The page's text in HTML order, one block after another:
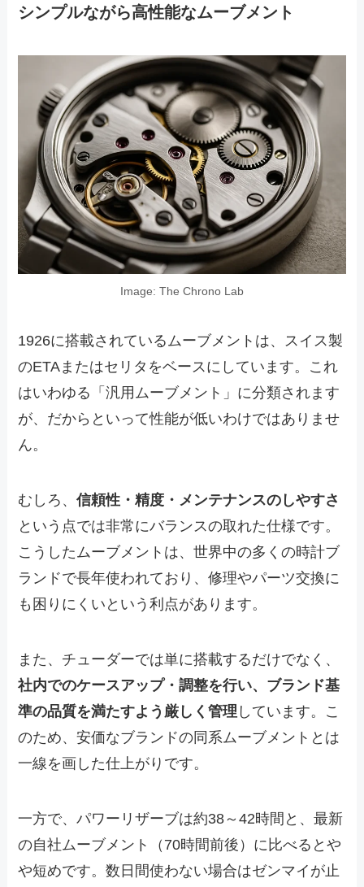
シンプルながら高性能なムーブメント
Image: The Chrono Lab
1926に搭載されているムーブメントは、スイス製
のETAまたはセリタをベースにしています。これ
はいわゆる「汎用ムーブメント」に分類されます
が、だからといって性能が低いわけではありませ
ん。
むしろ、信頼性・精度・メンテナンスのしやすさ
という点では非常にバランスの取れた仕様です。
こうしたムーブメントは、世界中の多くの時計ブ
ランドで長年使われており、修理やパーツ交換に
も困りにくいという利点があります。
また、チューダーでは単に搭載するだけでなく、
社内でのケースアップ・調整を行い、ブランド基
準の品質を満たすよう厳しく管理 しています。こ
のため、安価なブランドの同系ムーブメントとは
一線を画した仕上がりです。
一方で、パワーリザーブは約38～42時間と、最新
の自社ムーブメント（70時間前後）に比べるとや
や短めです。数日間使わない場合はゼンマイが止